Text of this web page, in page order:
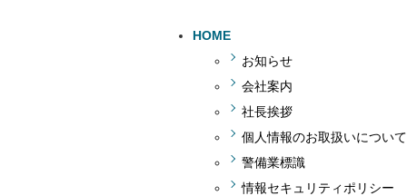
HOME
お知らせ
会社案内
社長挨拶
個人情報のお取扱いについて
警備業標識
情報セキュリティポリシー